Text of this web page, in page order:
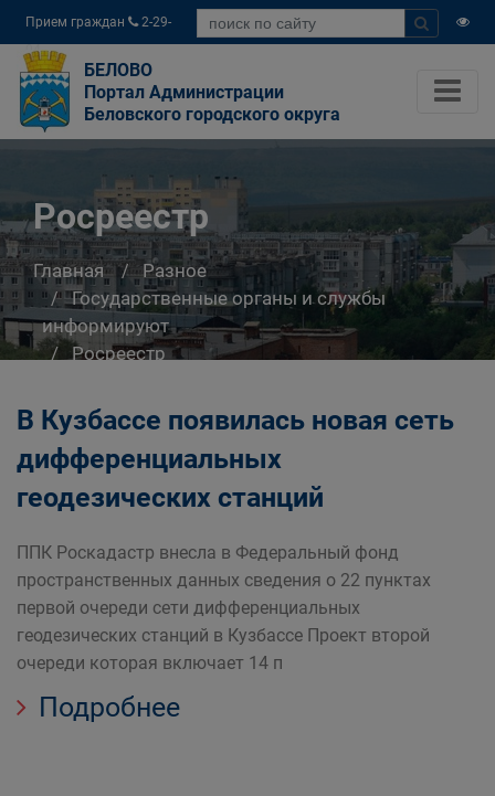
Прием граждан
2-29-
04
БЕЛОВО
Портал Администрации
Беловского городского округа
Росреестр
Главная
Разное
Государственные органы и службы
информируют
Росреестр
В Кузбассе появилась новая сеть
дифференциальных
геодезических станций
ППК Роскадастр внесла в Федеральный фонд
пространственных данных сведения о 22 пунктах
первой очереди сети дифференциальных
геодезических станций в Кузбассе Проект второй
очереди которая включает 14 п
Подробнее